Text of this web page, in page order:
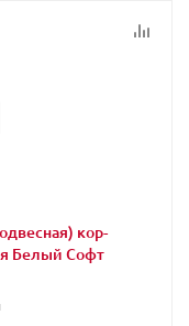
кор-
Белый Софт